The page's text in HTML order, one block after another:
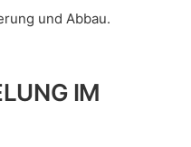
und Abbau.
IM